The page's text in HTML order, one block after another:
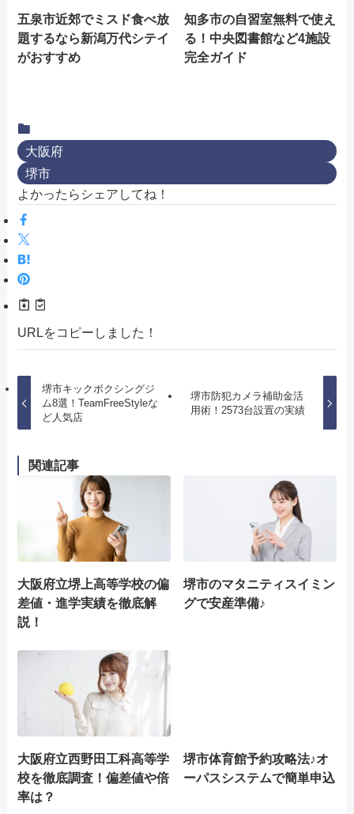
五泉市近郊でミスド食べ放
題するなら新潟万代シテイ
がおすすめ
知多市の自習室無料で使え
る！中央図書館など4施設
完全ガイド
大阪府
堺市
よかったらシェアしてね！
URLをコピーしました！
堺市キックボクシングジ
ム8選！TeamFreeStyleな
ど人気店
堺市防犯カメラ補助金活
用術！2573台設置の実績
関連記事
大阪府立堺上高等学校の偏
差値・進学実績を徹底解
説！
堺市のマタニティスイミン
グで安産準備♪
大阪府立西野田工科高等学
校を徹底調査！偏差値や倍
率は？
堺市体育館予約攻略法♪オ
ーパスシステムで簡単申込